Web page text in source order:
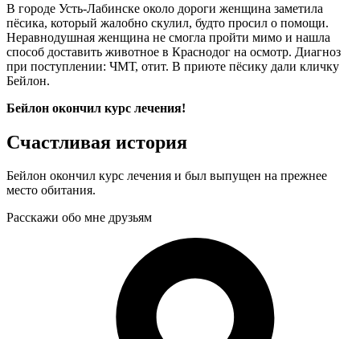
В городе Усть-Лабинске около дороги женщина заметила
пёсика, который жалобно скулил, будто просил о помощи.
Неравнодушная женщина не смогла пройти мимо и нашла
способ доставить животное в Краснодог на осмотр. Диагноз
при поступлении: ЧМТ, отит. В приюте пёсику дали кличку
Бейлон.
Бейлон окончил курс лечения!
Счастливая история
Бейлон окончил курс лечения и был выпущен на прежнее
место обитания.
Расскажи обо мне друзьям